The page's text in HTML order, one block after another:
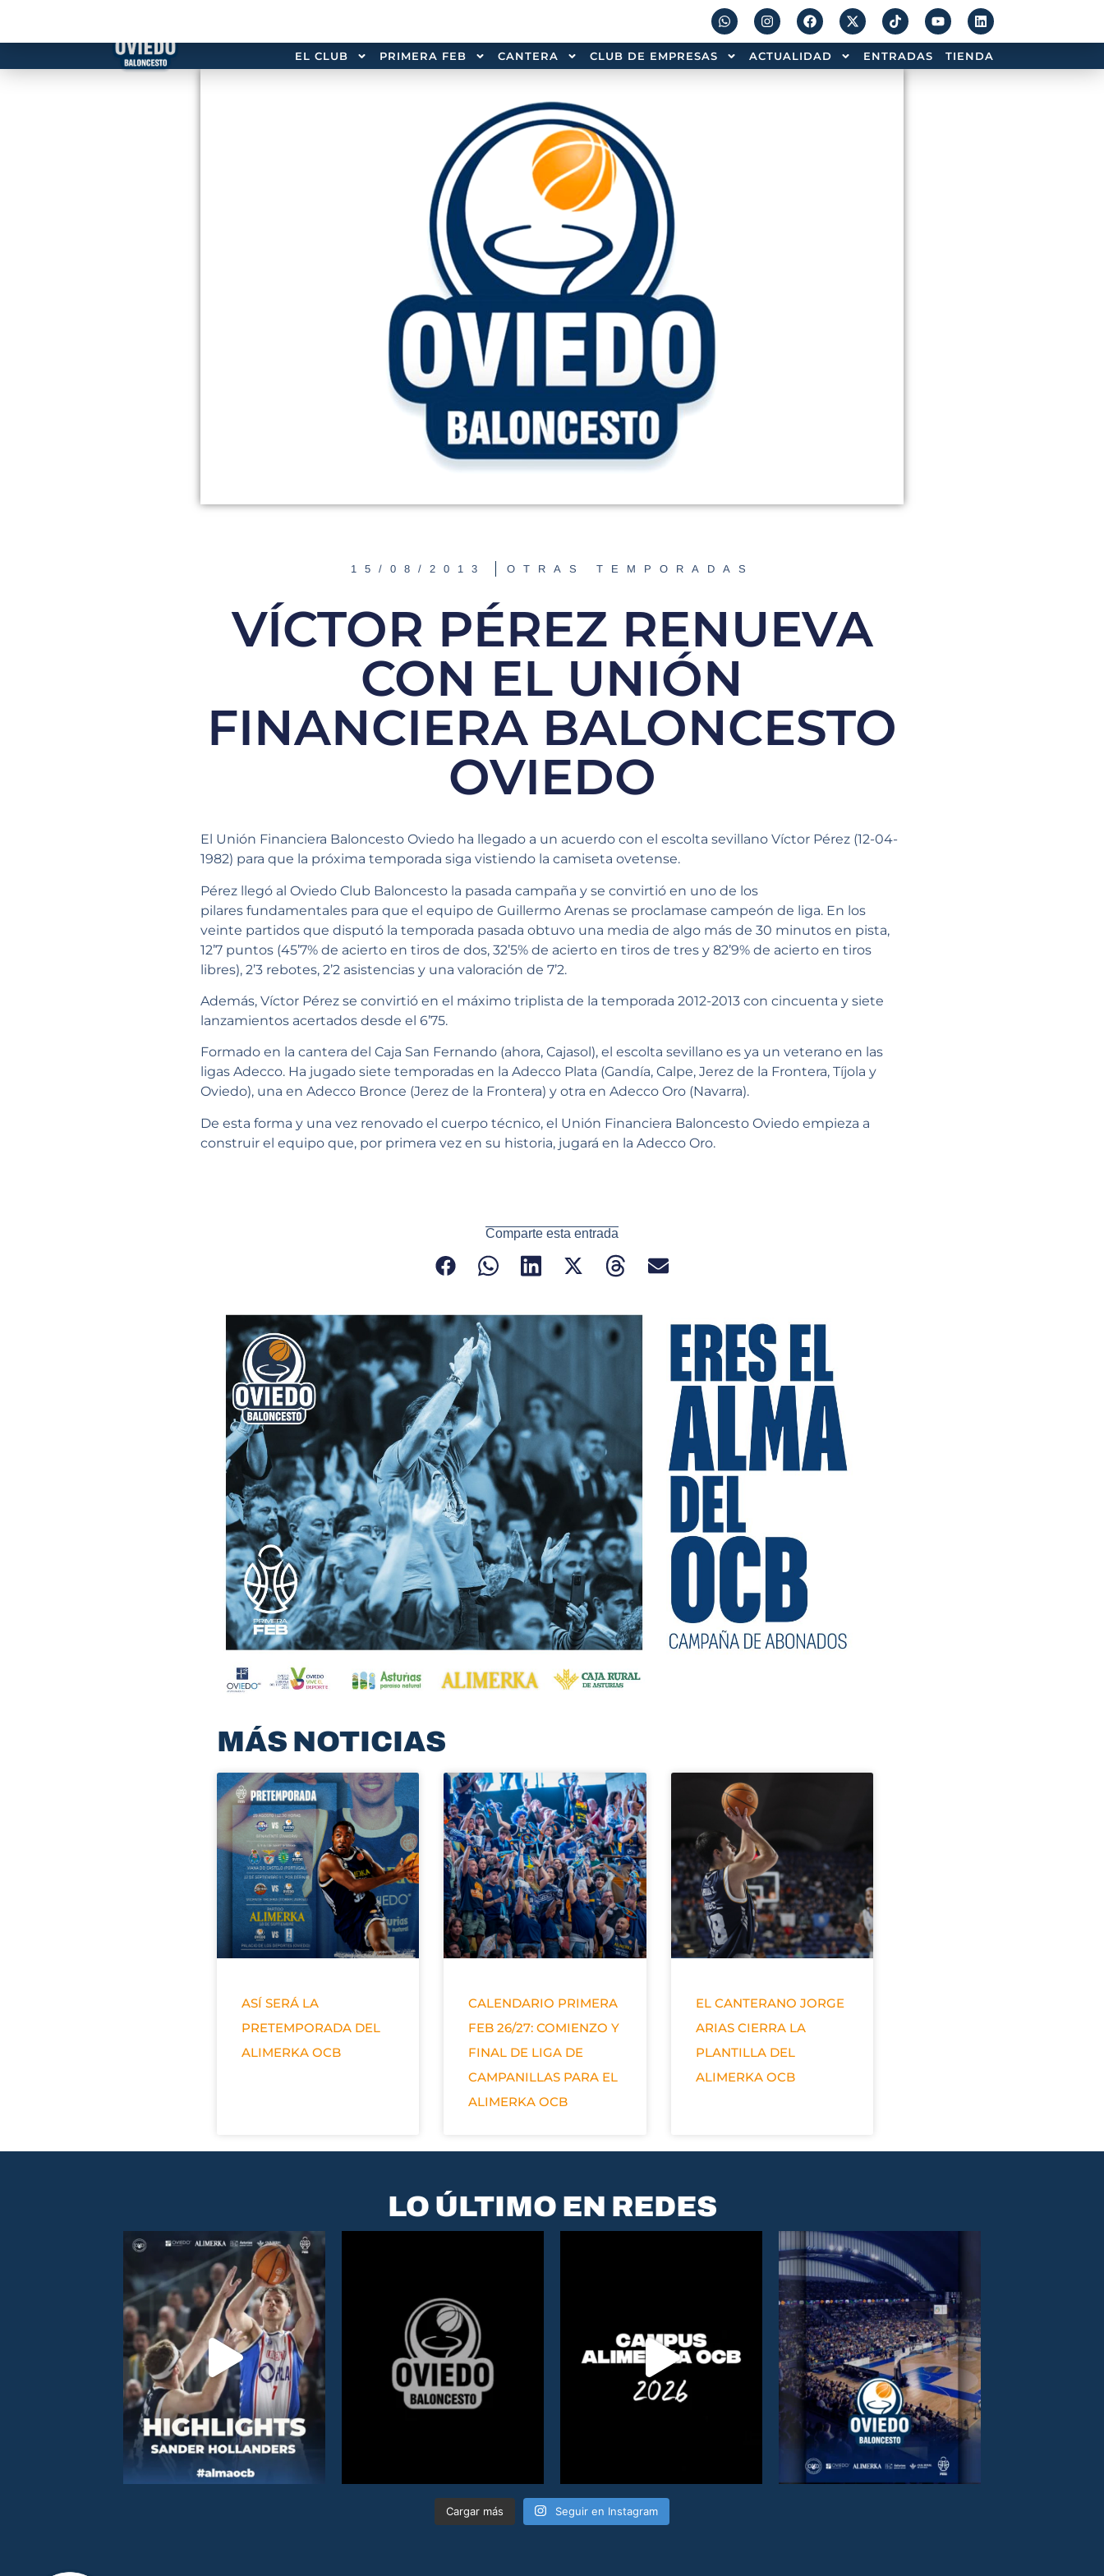
EL CLUB PRIMERA FEB CANTERA CLUB DE EMPRESAS ACTUALIDAD ENTRADAS TIENDA
15/08/2013 OTRAS TEMPORADAS
VÍCTOR PÉREZ RENUEVA
CON EL UNIÓN
FINANCIERA BALONCESTO
OVIEDO
El Unión Financiera Baloncesto Oviedo ha llegado a un acuerdo con el escolta sevillano Víctor Pérez (12-04-
1982) para que la próxima temporada siga vistiendo la camiseta ovetense.
Pérez llegó al Oviedo Club Baloncesto la pasada campaña y se convirtió en uno de los
pilares fundamentales para que el equipo de Guillermo Arenas se proclamase campeón de liga. En los
veinte partidos que disputó la temporada pasada obtuvo una media de algo más de 30 minutos en pista,
12’7 puntos (45’7% de acierto en tiros de dos, 32’5% de acierto en tiros de tres y 82’9% de acierto en tiros
libres), 2’3 rebotes, 2’2 asistencias y una valoración de 7’2.
Además, Víctor Pérez se convirtió en el máximo triplista de la temporada 2012-2013 con cincuenta y siete
lanzamientos acertados desde el 6’75.
Formado en la cantera del Caja San Fernando (ahora, Cajasol), el escolta sevillano es ya un veterano en las
ligas Adecco. Ha jugado siete temporadas en la Adecco Plata (Gandía, Calpe, Jerez de la Frontera, Tíjola y
Oviedo), una en Adecco Bronce (Jerez de la Frontera) y otra en Adecco Oro (Navarra).
De esta forma y una vez renovado el cuerpo técnico, el Unión Financiera Baloncesto Oviedo empieza a
construir el equipo que, por primera vez en su historia, jugará en la Adecco Oro.
Comparte esta entrada
MÁS NOTICIAS
ASÍ SERÁ LA
PRETEMPORADA DEL
ALIMERKA OCB
CALENDARIO PRIMERA
FEB 26/27: COMIENZO Y
FINAL DE LIGA DE
CAMPANILLAS PARA EL
ALIMERKA OCB
EL CANTERANO JORGE
ARIAS CIERRA LA
PLANTILLA DEL
ALIMERKA OCB
LO ÚLTIMO EN REDES
Cargar más Seguir en Instagram